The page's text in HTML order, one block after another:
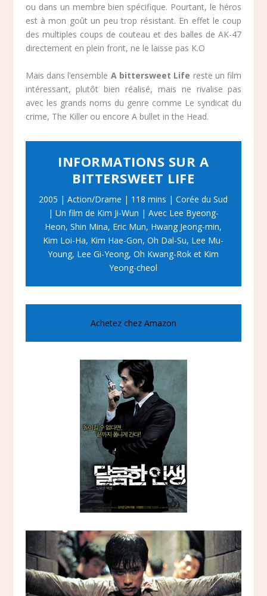
ou dans un membre bien spécifique. Pourtant, le héros
est à mon goût un peu trop résistant. En effet le coup
des multiples coups de couteau et des balles de AK-47
directement en plein front, ne le laisse pas K.O
Mais dans l’ensemble A bittersweet Life reste un film
intéressant, plutôt bien réalisé, mais ne rivalise pas
avec les grands noms du genre comme Le syndicat du
crime, The Killer ou encore A bullet in the Head.
INFORMATIONS SUR A
BITTERSWEET LIFE
2005 | Action/Drame | 118 mins | Corée du Sud
| Un film de Kim Ji-Wun | Avec Lee Byeong-
Heon, Shin Mina, Eric Mun, Hwang Jeong-min,
Kim Loi-Ha, Kim Hae-Gon, Oh Dal-Su, Lee Mu-
Young, Lee Gi-Yeong, Oh Kwang-Rok et Kim
Yeong-cheol
Achetez chez Amazon